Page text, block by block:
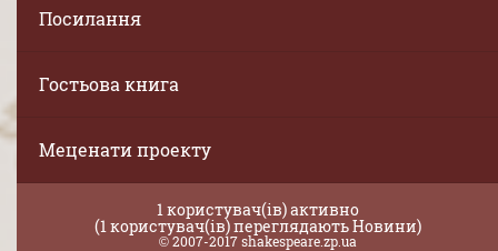
Посилання
Гостьова книга
Меценати проекту
1 користувач(ів) активно
(1 користувач(ів) переглядають Новини)
© 2007-2017 shakespeare.zp.ua